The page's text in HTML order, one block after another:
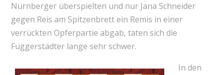
Nürnberger überspielten und nur Jana Schneider
gegen Reis am Spitzenbrett ein Remis in einer
verrückten Opferpartie abgab, taten sich die
Fuggerstädter lange sehr schwer.
In den